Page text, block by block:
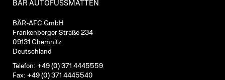
BÄR AUTOFUSSMATTEN
BÄR-AFC GmbH
Frankenberger Straße 234
09131 Chemnitz
Deutschland
Telefon: +49 (0) 371 4445559
Fax: +49 (0) 371 4445540